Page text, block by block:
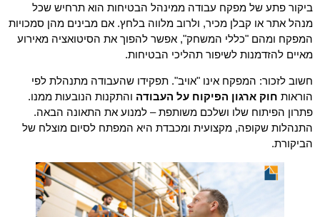
ביקור פתע של מפקח עבודה ממינהל הבטיחות הוא תרחיש שכל
מנהל אתר או קבלן מכיר, ולרוב מלווה בלחץ. אם מבינים מהן סמכויות
המפקח ומהם "כללי המשחק", אפשר להפוך את הסיטואציה מאירוע
מאיים להזדמנות לשיפור תהליכי הבטיחות.
חשוב לזכור: המפקח אינו "אויב". תפקידו שהעבודה מתנהלת לפי
הוראות חוק ארגון הפיקוח על העבודה והתקנות הנובעות ממנו.
פתרון הפיתוח שלו ושלכם משותפת – למנוע את התאונה הבאה.
התנהלות שקופה, מקצועית ומכבדת היא המפתח לסיום מוצלח של
הביקורת.